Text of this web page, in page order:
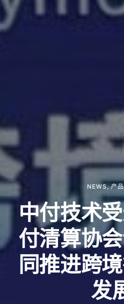
NEWS,产
中付技术
付清算协
同推进跨
发